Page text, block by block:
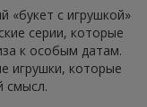
«букет с игрушкой»
серии, которые
к особым датам.
игрушки, которые
смысл.